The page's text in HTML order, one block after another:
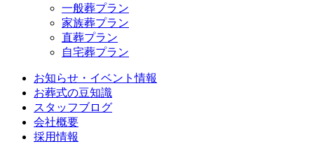
一般葬プラン
家族葬プラン
直葬プラン
自宅葬プラン
お知らせ・イベント情報
お葬式の豆知識
スタッフブログ
会社概要
採用情報